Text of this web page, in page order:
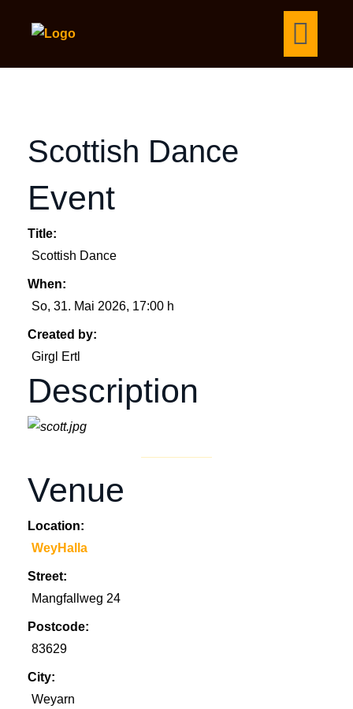
Scottish Dance
Event
Title:
Scottish Dance
When:
So, 31. Mai 2026, 17:00 h
Created by:
Girgl Ertl
Description
Venue
Location:
WeyHalla
Street:
Mangfallweg 24
Postcode:
83629
City:
Weyarn